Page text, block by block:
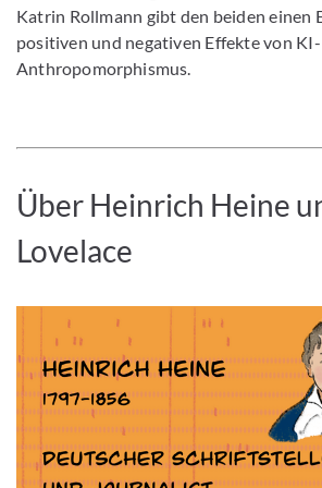
Katrin Rollmann gibt den beiden einen
positiven und negativen Effekte von KI-
Anthropomorphismus.
Über Heinrich Heine
Lovelace